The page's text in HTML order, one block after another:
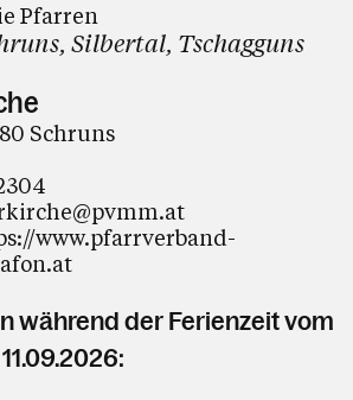
Pfarren
Silbertal, Tschagguns
Schruns
www.pfarrverband-
während der Ferienzeit vom